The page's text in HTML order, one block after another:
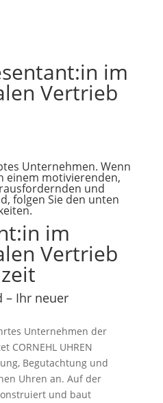
im
Vertrieb
Unternehmen. Wenn
einem motivierenden,
und
folgen Sie den unten
im
Vertrieb
– Ihr neuer
Unternehmen der
CORNEHL UHREN
Begutachtung und
Uhren an. Auf der
und baut